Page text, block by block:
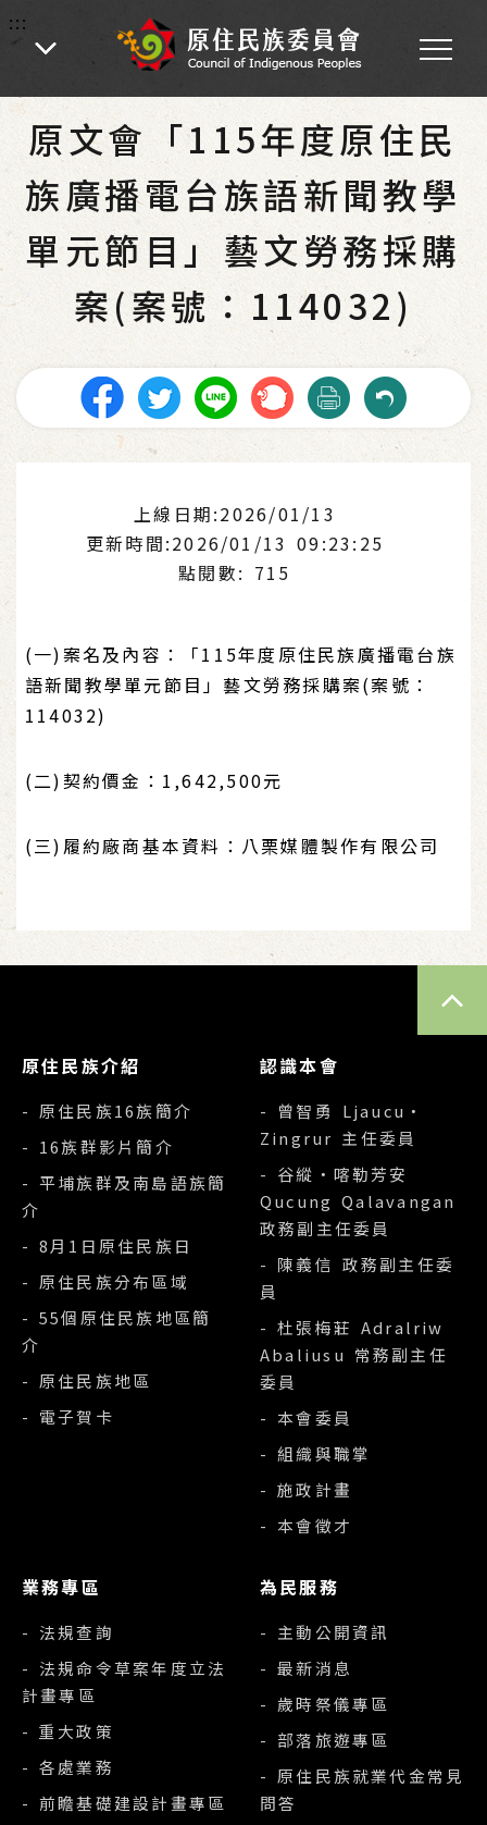
:::
:::
首頁 - 為民服務 - 最新消息 教育文化
原文會「115年度原住民
族廣播電台族語新聞教學
單元節目」藝文勞務採購
案(案號：114032)
上線日期:2026/01/13
更新時間:2026/01/13 09:23:25
點閱數: 715
(一)案名及內容：「115年度原住民族廣播電台族
語新聞教學單元節目」藝文勞務採購案(案號：
114032)
(二)契約價金：1,642,500元
(三)履約廠商基本資料：八栗媒體製作有限公司
原住民族介紹
- 原住民族16族簡介
- 16族群影片簡介
- 平埔族群及南島語族簡
介
- 8月1日原住民族日
- 原住民族分布區域
- 55個原住民族地區簡
介
- 原住民族地區
- 電子賀卡
認識本會
- 曾智勇 Ljaucu‧
Zingrur 主任委員
- 谷縱‧喀勒芳安
Qucung Qalavangan
政務副主任委員
- 陳義信 政務副主任委
員
- 杜張梅莊 Adralriw
Abaliusu 常務副主任
委員
- 本會委員
- 組織與職掌
- 施政計畫
- 本會徵才
業務專區
- 法規查詢
- 法規命令草案年度立法
計畫專區
- 重大政策
- 各處業務
- 前瞻基礎建設計畫專區
為民服務
- 主動公開資訊
- 最新消息
- 歲時祭儀專區
- 部落旅遊專區
- 原住民族就業代金常見
問答